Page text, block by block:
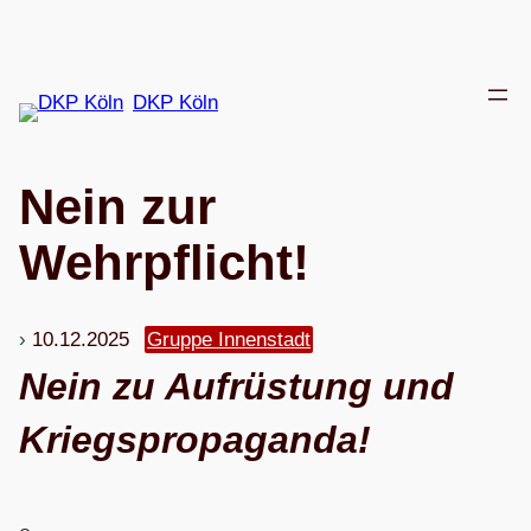
springen
DKP Köln
Nein zur
Wehrpflicht!
10.12.2025 Gruppe Innenstadt
Nein zu Auf­rüs­tung und
Kriegspropaganda!